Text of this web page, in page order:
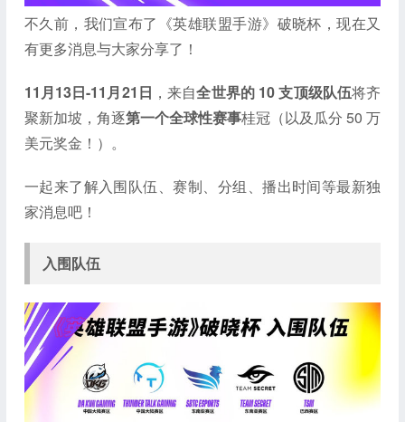
不久前，我们宣布了《英雄联盟手游》破晓杯，现在又
有更多消息与大家分享了！
11月13日-11月21日 ，来自全世界的 10 支顶级队伍将齐
聚新加坡，角逐第一个全球性赛事桂冠（以及瓜分 50 万
美元奖金！）。
一起来了解入围队伍、赛制、分组、播出时间等最新独
家消息吧！
入围队伍